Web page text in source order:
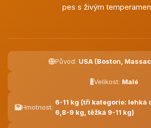
pes s živým
Původ: USA (Boston,
Velikost: Malé
Hmotnost:
6-11 kg (tři kategorie: lehká
6,8-9 kg, těžká 9-11 kg)